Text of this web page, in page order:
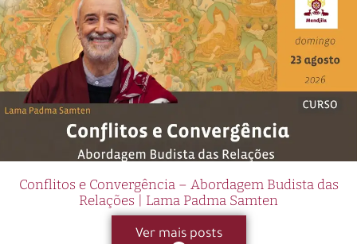
Conflitos e Convergência – Abordagem Budista das
Relações | Lama Padma Samten
Ver mais posts